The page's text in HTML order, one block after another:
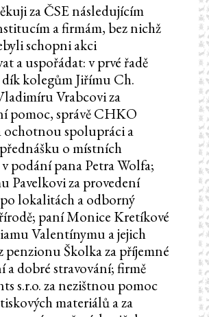
za ČSE následujícím
a firmám, bez nichž
schopni akci
a uspořádat: v prvé řadě
kolegům Jiřímu Ch.
Vrabcovi za
pomoc, správě CHKO
ochotnou spolupráci a
o místních
podání pana Petra Wolfa;
Pavelkovi za provedení
lokalitách a odborný
paní Monice Kretíkové
Valentínymu a jejich
Školka za příjemné
a dobré stravování; firmě
s.r.o. za nezištnou pomoc
materiálů a za